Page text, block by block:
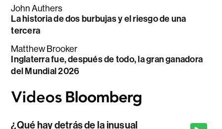
John Authers
La historia de dos burbujas y el riesgo de una
tercera
Matthew Brooker
Inglaterra fue, después de todo, la gran ganadora
del Mundial 2026
¿Qué hay detrás de la inusual